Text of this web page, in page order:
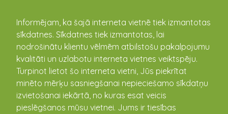
Informējam, ka šajā interneta vietnē tiek izmantotas
sīkdatnes. Sīkdatnes tiek izmantotas, lai
nodrošinātu klientu vēlmēm atbilstošu pakalpojumu
kvalitāti un uzlabotu interneta vietnes veiktspēju.
Turpinot lietot šo interneta vietni, Jūs piekrītat
minēto mērķu sasniegšanai nepieciešamo sīkdatņu
izvietošanai iekārtā, no kuras esat veicis
pieslēgšanos mūsu vietnei. Jums ir tiesības
kandava.lv
Papildus informācija par
komercuzskaites
mēraparātiem un ūdens
starpībām
24.03.2017